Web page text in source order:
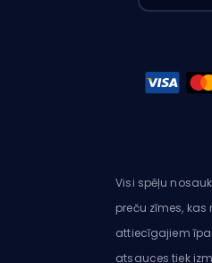
Visi spēļu
preču zīmes, kas
attiecīgajiem
atsauces tiek